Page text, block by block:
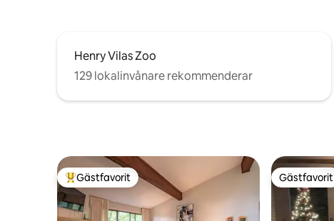
Henry Vilas Zoo
129 lokalinvånare rekommenderar
Populär gästfavorit
Gästfavorit Gästfavorit
Gästfavorit